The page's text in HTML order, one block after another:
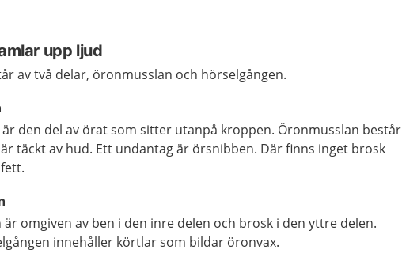
upp ljud
av två delar, öronmusslan och hörselgången.
den del av örat som sitter utanpå kroppen. Öronmusslan består
täckt av hud. Ett undantag är örsnibben. Där finns inget brosk
är omgiven av ben i den inre delen och brosk i den yttre delen.
innehåller körtlar som bildar öronvax.